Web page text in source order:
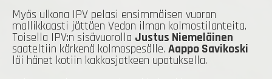
Myös ulkona IPV pelasi ensimmäisen vuoron
mallikkaasti jättäen Vedon ilman kolmostilanteita.
Toisella IPV:n sisävuorolla Justus Niemeläinen
saateltiin kärkenä kolmospesälle. Aappo Savikoski
löi hänet kotiin kakkosjatkeen upotuksella.